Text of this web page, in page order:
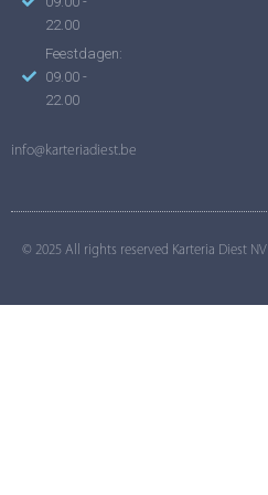
22.00
Feestdagen:
09.00 -
22.00
info@karteriadiest.be
© 2025 All rights reserved Karteria Diest NV